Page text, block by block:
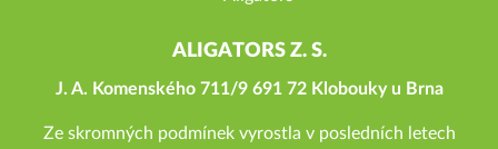
ALIGATORS Z. S.
J. A. Komenského 711/9 691 72 Klobouky u Brna
Ze skromných podmínek vyrostla v posledních letech